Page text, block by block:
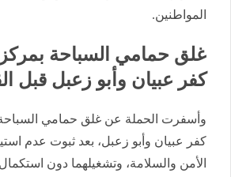
المواطنين.
غلق حمامي السباحة
كفر عبيان وأبو زعبل قبل
وأسفرت الحملة عن غلق حمامي
كفر عبيان وأبو زعبل، بعد ثبوت عدم
الأمن والسلامة، وتشغيلهما دون